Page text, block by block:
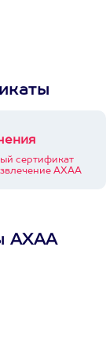
сертификат
АХАА
АХАА